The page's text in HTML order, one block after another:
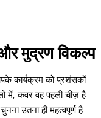
मुद्रण विकल्प
कार्यक्रम को प्रशंसकों
में, कवर वह पहली चीज़ है
उतना ही महत्वपूर्ण है